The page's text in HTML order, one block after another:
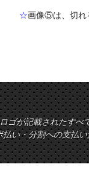
☆画像⑤は、切れ
ゴが記載されたす
い・分割への支払